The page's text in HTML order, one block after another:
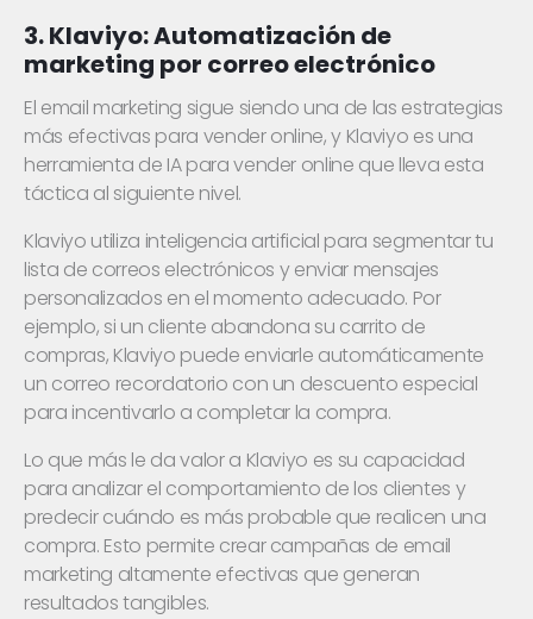
3. Klaviyo: Automatización de
marketing por correo electrónico
El email marketing sigue siendo una de las estrategias
más efectivas para vender online, y Klaviyo es una
herramienta de IA para vender online que lleva esta
táctica al siguiente nivel.
Klaviyo utiliza inteligencia artificial para segmentar tu
lista de correos electrónicos y enviar mensajes
personalizados en el momento adecuado. Por
ejemplo, si un cliente abandona su carrito de
compras, Klaviyo puede enviarle automáticamente
un correo recordatorio con un descuento especial
para incentivarlo a completar la compra.
Lo que más le da valor a Klaviyo es su capacidad
para analizar el comportamiento de los clientes y
predecir cuándo es más probable que realicen una
compra. Esto permite crear campañas de email
marketing altamente efectivas que generan
resultados tangibles.